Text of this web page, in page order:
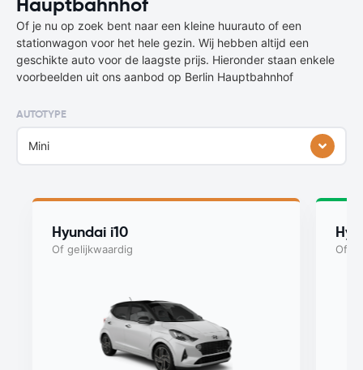
Hauptbahnhof
Of je nu op zoek bent naar een kleine huurauto of een
stationwagon voor het hele gezin. Wij hebben altijd een
geschikte auto voor de laagste prijs. Hieronder staan enkele
voorbeelden uit ons aanbod op Berlin Hauptbahnhof
AUTOTYPE
Mini
Hyundai i10
Of gelijkwaardig Of